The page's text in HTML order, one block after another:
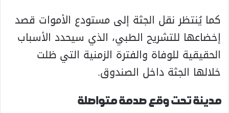
كما يُنتظر نقل الجثة إلى مستودع الأموات قصد
إخضاعها للتشريح الطبي، الذي سيحدد الأسباب
الحقيقية للوفاة والفترة الزمنية التي ظلت
خلالها الجثة داخل الصندوق.
مدينة تحت وقع صدمة متواصلة